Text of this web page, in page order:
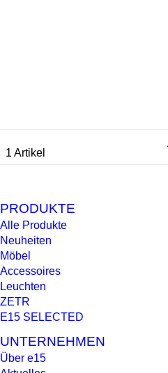
1 Artikel
PRODUKTE
Alle Produkte
Neuheiten
Möbel
Accessoires
Leuchten
ZETR
E15 SELECTED
UNTERNEHMEN
Über e15